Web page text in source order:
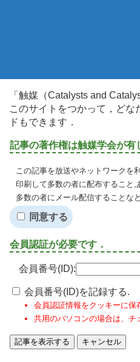
「触媒（Catalysts and
このサイトをつかって，ど
ドもできます．
記事の著作権は触媒学会が有
この記事を放送やネットワークを
印刷して多数の者に配布すること,
多数の者にメール配信することな
同意する
会員認証が必要です．
会員番号(ID):
会員番号(ID)を記録する.
会員認証情報をクッキーに
共用のパソコンの場合は、チ